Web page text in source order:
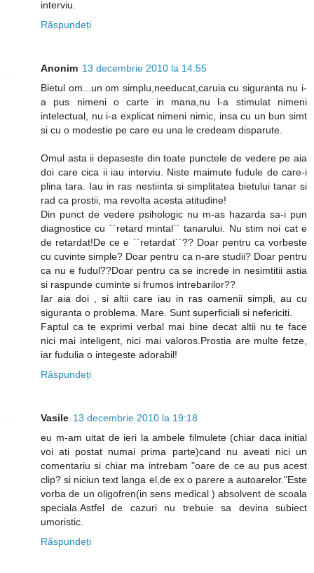
interviu.
Răspundeți
Anonim 13 decembrie 2010 la 14:55
Bietul om...un om simplu,needucat,caruia cu siguranta nu i-
a pus nimeni o carte in mana,nu l-a stimulat nimeni
intelectual, nu i-a explicat nimeni nimic, insa cu un bun simt
si cu o modestie pe care eu una le credeam disparute.
Omul asta ii depaseste din toate punctele de vedere pe aia
doi care cica ii iau interviu. Niste maimute fudule de care-i
plina tara. Iau in ras nestiinta si simplitatea bietului tanar si
rad ca prostii, ma revolta acesta atitudine!
Din punct de vedere psihologic nu m-as hazarda sa-i pun
diagnostice cu ´´retard mintal´´ tanarului. Nu stim noi cat e
de retardat!De ce e ´´retardat´´?? Doar pentru ca vorbeste
cu cuvinte simple? Doar pentru ca n-are studii? Doar pentru
ca nu e fudul??Doar pentru ca se increde in nesimtitii astia
si raspunde cuminte si frumos intrebarilor??
Iar aia doi , si altii care iau in ras oamenii simpli, au cu
siguranta o problema. Mare. Sunt superficiali si nefericiti.
Faptul ca te exprimi verbal mai bine decat altii nu te face
nici mai inteligent, nici mai valoros.Prostia are multe fetze,
iar fudulia o integeste adorabil!
Răspundeți
Vasile 13 decembrie 2010 la 19:18
eu m-am uitat de ieri la ambele filmulete (chiar daca initial
voi ati postat numai prima parte)cand nu aveati nici un
comentariu si chiar ma intrebam "oare de ce au pus acest
clip? si niciun text langa el,de ex o parere a autoarelor."Este
vorba de un oligofren(in sens medical ) absolvent de scoala
speciala.Astfel de cazuri nu trebuie sa devina subiect
umoristic.
Răspundeți